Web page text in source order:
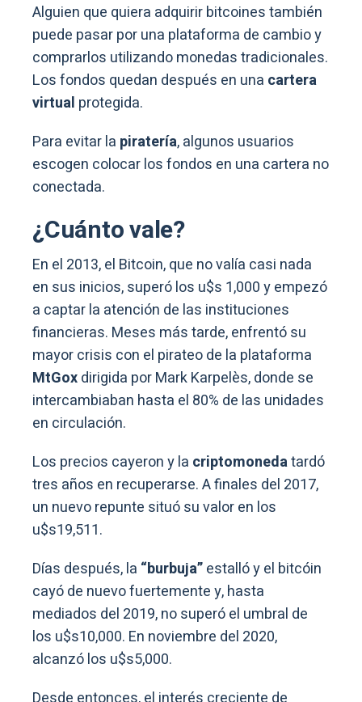
Alguien que quiera adquirir bitcoines también
puede pasar por una plataforma de cambio y
comprarlos utilizando monedas tradicionales.
Los fondos quedan después en una cartera
virtual protegida.
Para evitar la piratería, algunos usuarios
escogen colocar los fondos en una cartera no
conectada.
¿Cuánto vale?
En el 2013, el Bitcoin, que no valía casi nada
en sus inicios, superó los u$s 1,000 y empezó
a captar la atención de las instituciones
financieras. Meses más tarde, enfrentó su
mayor crisis con el pirateo de la plataforma
MtGoxdirigida por Mark Karpelès, donde se
intercambiaban hasta el 80% de las unidades
en circulación.
Los precios cayeron y la criptomonedatardó
tres años en recuperarse. A finales del 2017,
un nuevo repunte situó su valor en los
u$s19,511.
Días después, la “burbuja”estalló y el bitcóin
cayó de nuevo fuertemente y, hasta
mediados del 2019, no superó el umbral de
los u$s10,000. En noviembre del 2020,
alcanzó los u$s5,000.